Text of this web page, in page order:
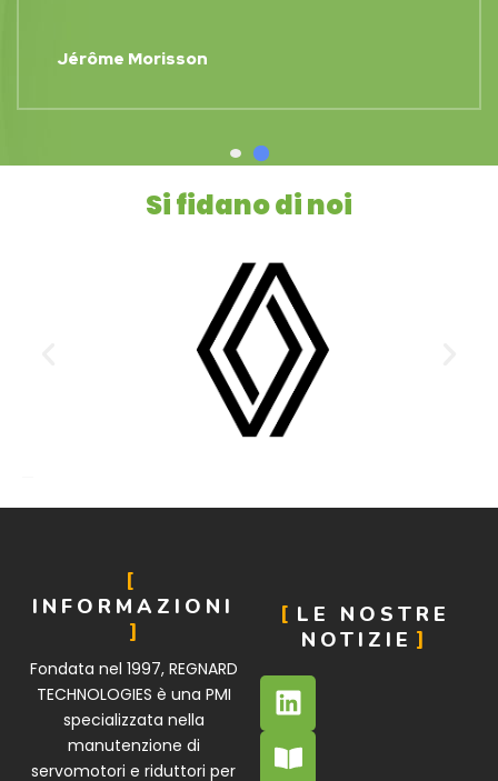
Si fidano di noi
INFORMAZIONI
Fondata nel 1997, REGNARD
TECHNOLOGIES è una PMI
specializzata nella
manutenzione di
servomotori e riduttori per
LE NOSTRE
NOTIZIE